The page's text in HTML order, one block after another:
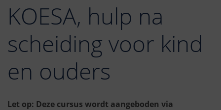
KOESA, hulp na
scheiding voor kind
en ouders
Let op: Deze cursus wordt aangeboden via